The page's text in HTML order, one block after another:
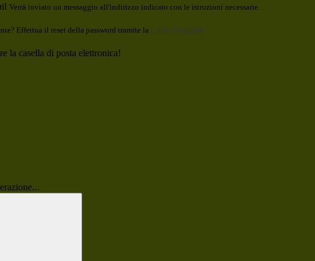
Verrà inviato un messaggio all'indirizzo indicato con le istruzioni necessarie.
Effettua il reset della password tramite la Login Spaggiari
la casella di posta elettronica!